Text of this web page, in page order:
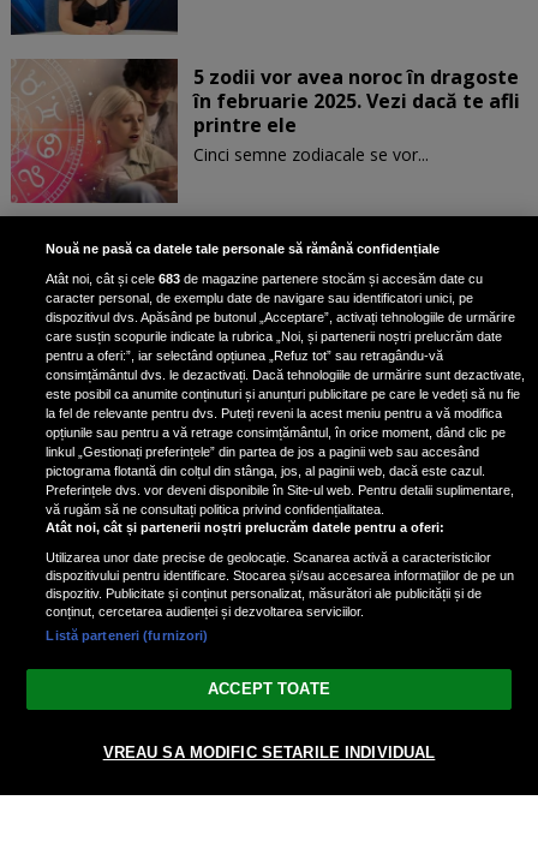
5 zodii vor avea noroc în dragoste
în februarie 2025. Vezi dacă te afli
printre ele
Cinci semne zodiacale se vor...
Patru zodii primesc un mesaj
special de la Univers pe 30
ianuarie. Vezi dacă te afli printre
ele
3 zodii ale căror dorințe devin
realitate pe 29 ianuarie 2025. Vezi
dacă te afli printre cei norocoși
Nouă ne pasă ca datele tale personale să rămână confidențiale
Atât noi, cât și cele683 de magazine partenere stocăm și accesăm date cu
caracter personal, de exemplu date de navigare sau identificatori unici, pe
dispozitivul dvs. Apăsând pe butonul „Acceptare”, activați tehnologiile de urmărire
care susțin scopurile indicate la rubrica „Noi, și partenerii noștri prelucrăm date
pentru a oferi:”, iar selectând opțiunea „Refuz tot” sau retragându-vă
consimțământul dvs. le dezactivați. Dacă tehnologiile de urmărire sunt dezactivate,
este posibil ca anumite conținuturi și anunțuri publicitare pe care le vedeți să nu fie
la fel de relevante pentru dvs. Puteți reveni la acest meniu pentru a vă modifica
opțiunile sau pentru a vă retrage consimțământul, în orice moment, dând clic pe
linkul „Gestionați preferințele” din partea de jos a paginii web sau accesând
pictograma flotantă din colțul din stânga, jos, al paginii web, dacă este cazul.
Preferințele dvs. vor deveni disponibile în Site-ul web. Pentru detalii suplimentare,
vă rugăm să ne consultați politica privind confidențialitatea.
Atât noi, cât și partenerii noștri prelucrăm datele pentru a oferi:
Utilizarea unor date precise de geolocație. Scanarea activă a caracteristicilor
dispozitivului pentru identificare. Stocarea și/sau accesarea informațiilor de pe un
dispozitiv. Publicitate și conținut personalizat, măsurători ale publicității și de
conținut, cercetarea audienței și dezvoltarea serviciilor.
Listă parteneri (furnizori)
ACCEPT TOATE
VREAU SA MODIFIC SETARILE INDIVIDUAL